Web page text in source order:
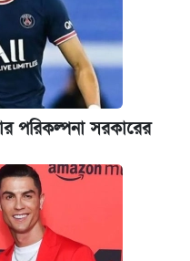
পরিকল্পনা সরকারের